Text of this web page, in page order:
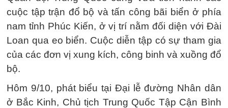
cuộc tập trận đổ bộ và tấn công bãi biển ở phía
nam tỉnh Phúc Kiến, ở vị trí nằm đối diện với Đài
Loan qua eo biển. Cuộc diễn tập có sự tham gia
của các đơn vị xung kích, công binh và xuồng đổ
bộ.
Hôm 9/10, phát biểu tại Đại lễ đường Nhân dân
ở Bắc Kinh, Chủ tịch Trung Quốc Tập Cận Bình